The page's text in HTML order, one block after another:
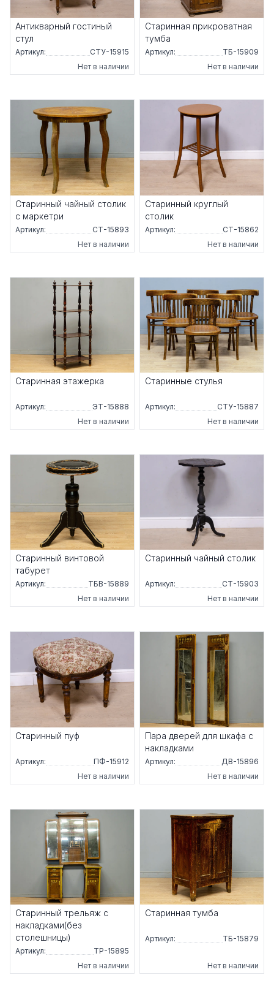
Антикварный гостиный
стул
Артикул:
СТУ-15915
Нет в наличии
Старинная прикроватная
тумба
Артикул:
ТБ-15909
Нет в наличии
Старинный чайный столик
с маркетри
Артикул:
СТ-15893
Нет в наличии
Старинный круглый
столик
Артикул:
СТ-15862
Нет в наличии
Старинная этажерка
Артикул:
ЭТ-15888
Нет в наличии
Старинные стулья
Артикул:
СТУ-15887
Нет в наличии
Старинный винтовой
табурет
Артикул:
ТБВ-15889
Нет в наличии
Старинный чайный столик
Артикул:
СТ-15903
Нет в наличии
Старинный пуф
Артикул:
ПФ-15912
Нет в наличии
Пара дверей для шкафа с
накладками
Артикул:
ДВ-15896
Нет в наличии
Старинный трельяж с
накладками(без
столешницы)
Артикул:
ТР-15895
Нет в наличии
Старинная тумба
Артикул: ТБ-15879
Нет в наличии